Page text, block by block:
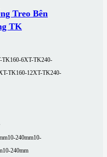
Treo Bên
TK
TK160-6XT-TK240-
TK160-12XT-TK240-
10-240mm10-
10-240mm